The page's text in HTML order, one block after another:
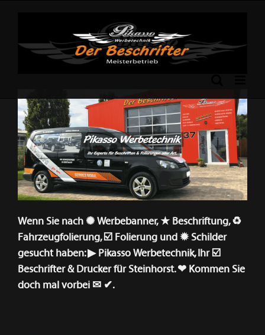
Previous Next
Wenn Sie nach ✺ Werbebanner, ★ Beschriftung, ♻
Fahrzeugfolierung, ☑️ Folierung und ✹ Schilder
gesucht haben: ▶︎ Pikasso Werbetechnik, Ihr ☑️
Beschrifter & Drucker für Steinhorst. ❤ Kommen Sie
doch mal vorbei ✉ ✔.